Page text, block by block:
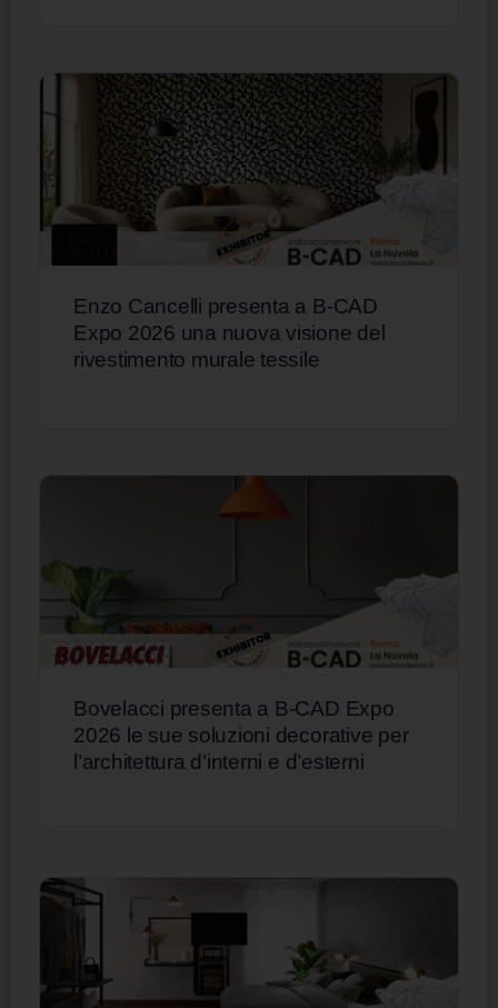
Enzo Cancelli presenta a B-CAD
Expo 2026 una nuova visione del
rivestimento murale tessile
Bovelacci presenta a B-CAD Expo
2026 le sue soluzioni decorative per
l’architettura d’interni e d’esterni